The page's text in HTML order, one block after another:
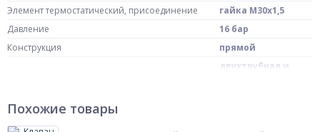
Элемент термостатический, присоединение
гайка М30х1,5
Давление
16 бар
Конструкция
прямой
двухтрубная и
Модель
Похожие товары